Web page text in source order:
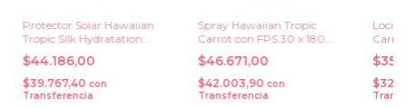
Protector Solar Hawaiian
Tropic Silk Hydratation
Spray FPS 50+ x 180 ml.
$44.186,00
$39.767,40 con
Transferencia
Spray Hawaiian Tropic
Carrot con FPS 30 x 180
ml.
$46.671,00
$42.003,90 con
Transferencia
ml.